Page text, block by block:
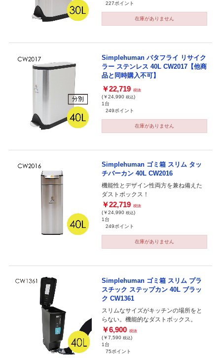
227ポイント
在庫がありません
Simplehuman バタフライ リサイク
ラー ステンレス 40L CW2017【他商
品と同時購入不可】
￥22,719 税抜
(￥24,990 税込)
1台
249ポイント
在庫がありません
Simplehuman ゴミ箱 スリム タッ
チバーカン 40L CW2016
機能性とデザイン性両方を兼ね備えた
ダストボックス！
￥22,719 税抜
(￥24,990 税込)
1台
249ポイント
在庫がありません
Simplehuman ゴミ箱 スリム プラ
スチック ステップカン 40L ブラッ
ク CW1361
スリムなサイズがキッチンの場所をと
らない。機能的なダストボックス。
￥6,900 税抜
(￥7,590 税込)
1台
75ポイント